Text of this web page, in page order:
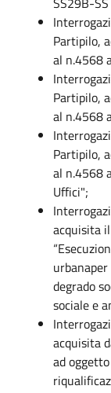
Partipilo,
al n.4568
Partipilo,
al n.4568
Partipilo,
al n.4568
Uffici";
acquisita
degrado
sociale e
acquisita
ad